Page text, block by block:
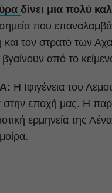
δίνει μια πολύ
σημεία που
τον στρατό των
από το
Η Ιφιγένεια του
στην εποχή μας. Η
ερμηνεία της